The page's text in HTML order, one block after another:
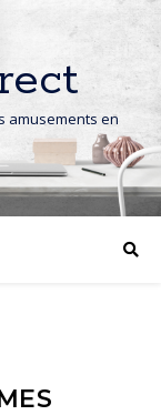
amusements en